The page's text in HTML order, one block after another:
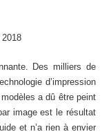
Des milliers de
d’impression
a dû être peint
image est le résultat
et n’a rien à envier